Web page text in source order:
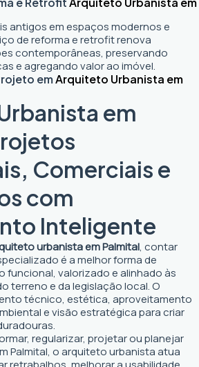
antigos em espaços modernos e
de reforma e retrofit renova
contemporâneas, preservando
e agregando valor ao imóvel.
emArquiteto Urbanista em
em
Comerciais e
com
Inteligente
urbanista em Palmital, contar
é a melhor forma de
funcional, valorizado e alinhado às
terreno e da legislação local. O
técnico, estética, aproveitamento
e visão estratégica para criar
regularizar, projetar ou planejar
Palmital, o arquiteto urbanista atua